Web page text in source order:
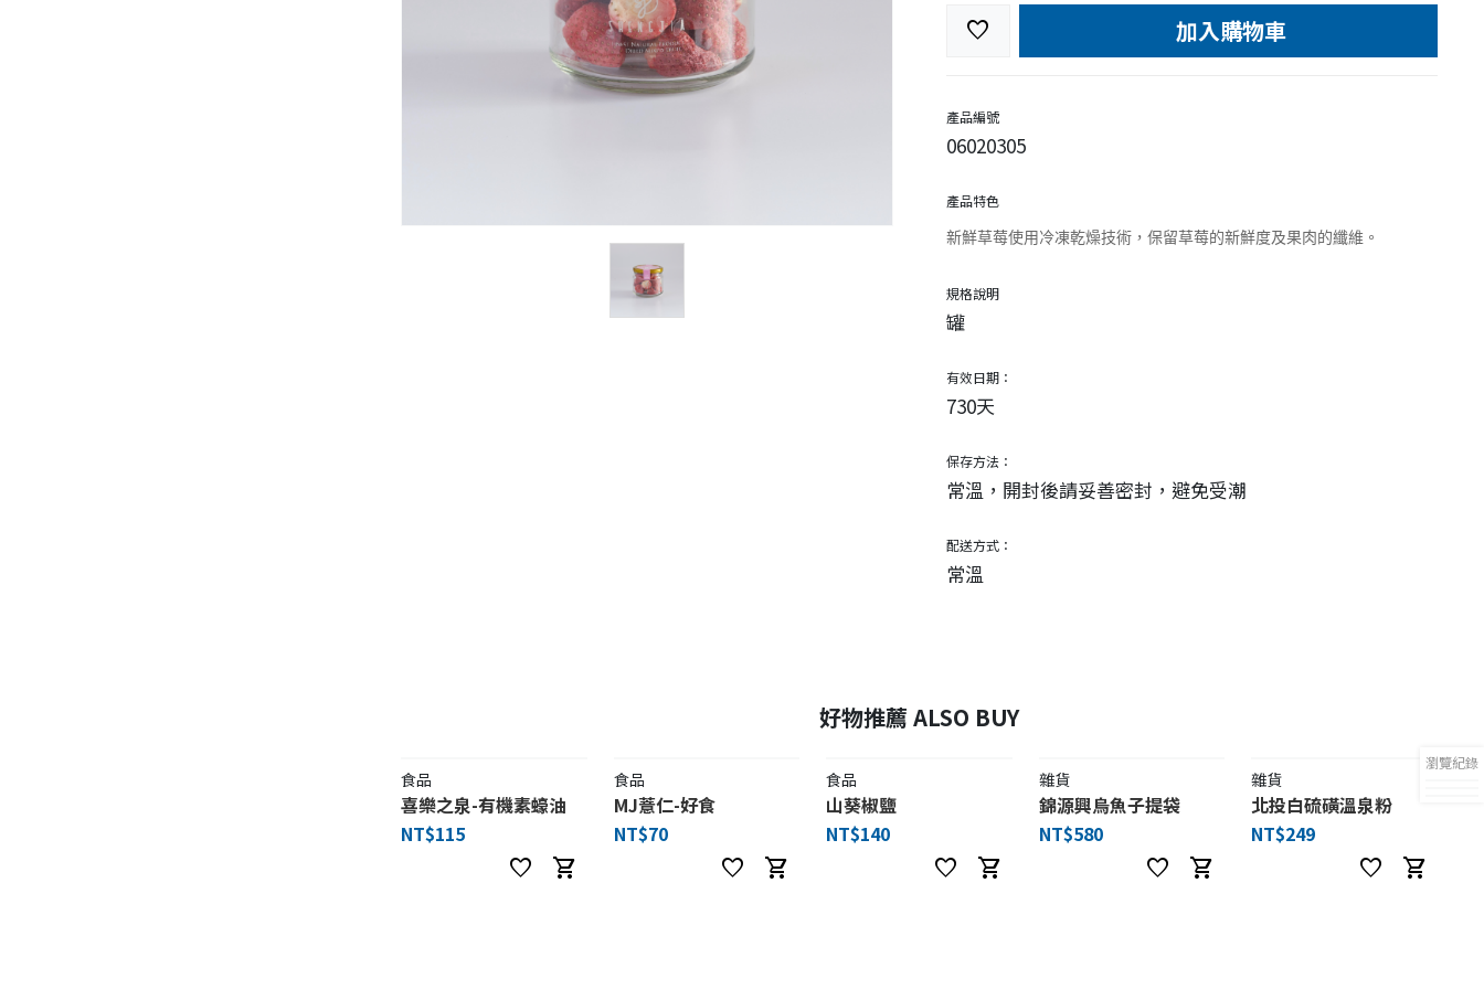
favorite 加入購物車
產品編號
06020305
產品特色
新鮮草莓使用冷凍乾燥技術，保留草莓的新鮮度及果肉的纖維。
規格說明
罐
有效日期：
730天
保存方法：
常溫，開封後請妥善密封，避免受潮
配送方式：
常溫
瀏覽紀錄
好物推薦 ALSO BUY
食品
喜樂之泉-有機素蠔油
NT$115
favorite shopping_cart
食品
MJ薏仁-好食
NT$70
favorite shopping_cart
食品
山葵椒鹽
NT$140
favorite shopping_cart
雜貨
錦源興烏魚子提袋
NT$580
favorite shopping_cart
雜貨
北投白硫磺溫泉粉
NT$249
favorite shopping_cart